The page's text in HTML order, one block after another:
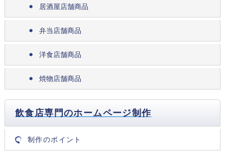
居酒屋店舗商品
弁当店舗商品
洋食店舗商品
焼物店舗商品
飲食店専門のホームページ制作
制作のポイント